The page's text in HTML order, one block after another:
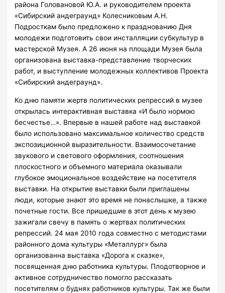
района Головановой Ю.А. и руководителем проекта
«Сибирский андеграунд» Колесниковым А.Н.
Подросткам было предложено к празднованию Дня
молодежи подготовить свои инсталляции субкультур в
мастерской Музея. А 26 июня на площади Музея была
организована выставка-представление творческих
работ, и выступление молодежных коллективов Проекта
«Сибирский андеграунд».
Ко дню памяти жертв политических репрессий в музее
открылась интерактивная выставка «И было нормою
бесчестье…». Впервые в нашей работе над выставкой
было использовано максимальное количество средств
экспозиционной выразительности. Взаимосочетание
звукового и светового оформления, соотношения
плоскостного и объемного материала оказывали
глубокое эмоциональное воздействие на посетителя
выставки. На открытие выставки были приглашены
люди, которые знают это время не понаслышке, а также
почетные гости. Все пришедшие в этот день к музею
зажигали свечу в память о жертвах политических
репрессий. 24 мая 2010 года совместно с методистами
районного дома культуры «Металлург» была
организованна выставка «Дорога к сказке»,
посвященная дню работника культуры. Плодотворное и
активное сотрудничество помогло рассказать
посетителям о буднях работников культуры. Так же были